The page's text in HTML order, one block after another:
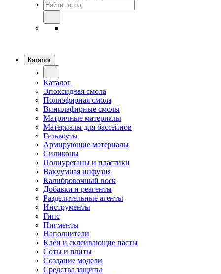
Каталог
Каталог
Эпоксидная смола
Полиэфирная смола
Винилэфирные смолы
Матричные материалы
Материалы для бассейнов
Гелькоуты
Армирующие материалы
Силиконы
Полиуретаны и пластики
Вакуумная инфузия
Калибровочный воск
Добавки и реагенты
Разделительные агенты
Инструменты
Гипс
Пигменты
Наполнители
Клеи и склеивающие пасты
Соты и плиты
Создание модели
Средства защиты